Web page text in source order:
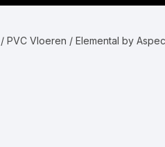
/ PVC Vloeren / Elemental by